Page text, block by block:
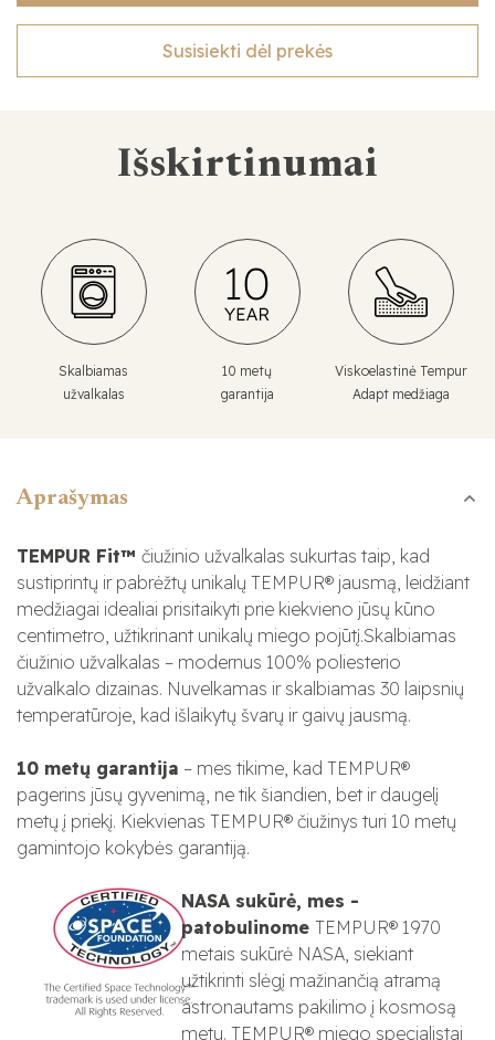
Susisiekti dėl prekės
Išskirtinumai
Skalbiamas
užvalkalas
10 metų
garantija
Viskoelastinė Tempur
Adapt medžiaga
Aprašymas
TEMPUR Fit™ čiužinio užvalkalas sukurtas taip, kad
sustiprintų ir pabrėžtų unikalų TEMPUR® jausmą, leidžiant
medžiagai idealiai prisitaikyti prie kiekvieno jūsų kūno
centimetro, užtikrinant unikalų miego pojūtį.Skalbiamas
čiužinio užvalkalas – modernus 100% poliesterio
užvalkalo dizainas. Nuvelkamas ir skalbiamas 30 laipsnių
temperatūroje, kad išlaikytų švarų ir gaivų jausmą.
10 metų garantija – mes tikime, kad TEMPUR®
pagerins jūsų gyvenimą, ne tik šiandien, bet ir daugelį
metų į priekį. Kiekvienas TEMPUR® čiužinys turi 10 metų
gamintojo kokybės garantiją.
NASA sukūrė, mes -
patobulinomeTEMPUR® 1970
metais sukūrė NASA, siekiant
užtikrinti slėgį mažinančią atramą
astronautams pakilimo į kosmosą
metu. TEMPUR® miego specialistai